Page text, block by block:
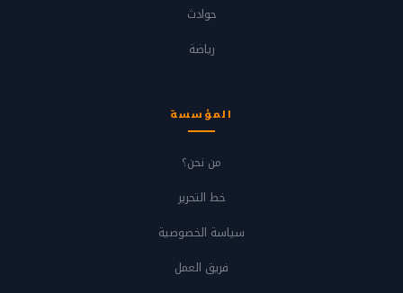
حوادث
رياضة
المؤسسة
من نحن؟
خط التحرير
سياسة الخصوصية
فريق العمل